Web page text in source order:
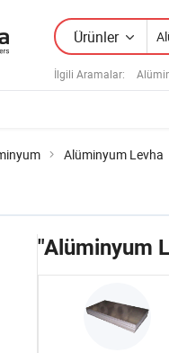
Ürünler
İlgili Aramalar:
Alüminyum Levha
"Alüminyum